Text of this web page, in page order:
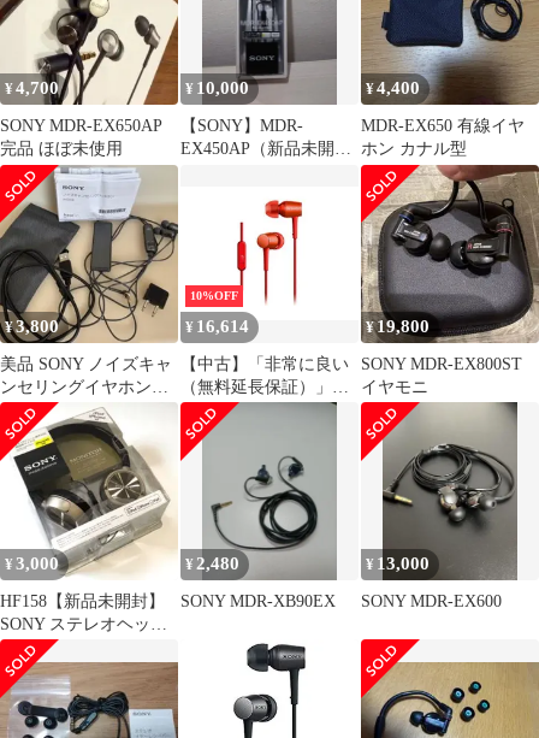
L w17b8b5
¥4,700
SONY MDR-EX650AP
完品 ほぼ未使用
¥ 10,000
【SONY】MDR-
EX450AP（新品未開
¥4,400
MDR-EX650 有線イヤ
ホン カナル型
¥3,800
美品 SONY ノイズキャ
ンセリングイヤホン
MDR-EX750NA 有線
10%OFF
¥ 16,614
【中古】「非常に良い
（無料延長保証）」ソ
ニー イヤホン h.ear in
MDR-EX750AP : ハイレ
ゾ対応 カナル型 リモコ
ン・マイク付き シナバ
ーレッド MDR-
EX750AP R
¥ 19,800
SONY MDR-EX800ST
イヤモニ
¥ 3,000
HF158【新品未開封】
SONY ステレオヘッド
ホン MDR-ZX300iP
¥ 2,480
SONY MDR-XB90EX
¥ 13,000
SONY MDR-EX600